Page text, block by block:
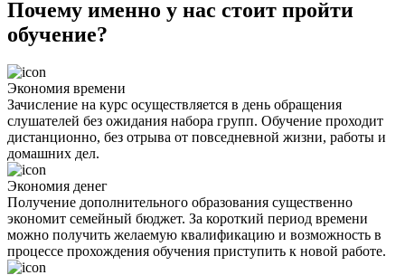
Почему именно у нас стоит пройти
обучение?
Экономия времени
Зачисление на курс осуществляется в день обращения
слушателей без ожидания набора групп. Обучение проходит
дистанционно, без отрыва от повседневной жизни, работы и
домашних дел.
Экономия денег
Получение дополнительного образования существенно
экономит семейный бюджет. За короткий период времени
можно получить желаемую квалификацию и возможность в
процессе прохождения обучения приступить к новой работе.